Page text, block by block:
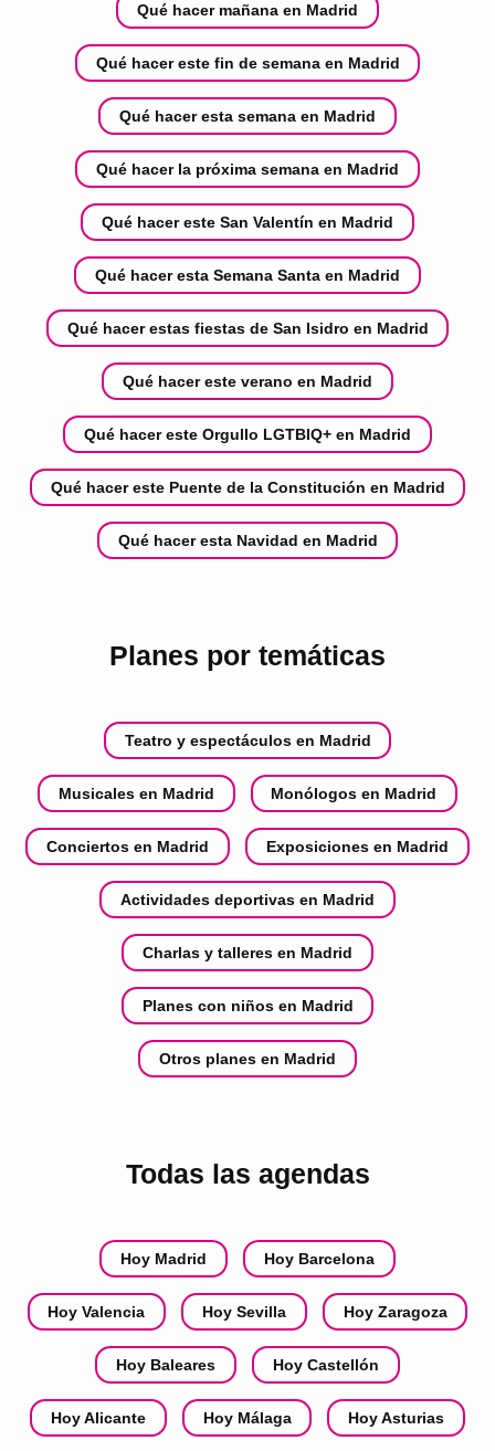
Qué hacer mañana en Madrid
Qué hacer este fin de semana en Madrid
Qué hacer esta semana en Madrid
Qué hacer la próxima semana en Madrid
Qué hacer este San Valentín en Madrid
Qué hacer esta Semana Santa en Madrid
Qué hacer estas fiestas de San Isidro en Madrid
Qué hacer este verano en Madrid
Qué hacer este Orgullo LGTBIQ+ en Madrid
Qué hacer este Puente de la Constitución en Madrid
Qué hacer esta Navidad en Madrid
Planes por temáticas
Teatro y espectáculos en Madrid
Musicales en Madrid Monólogos en Madrid
Conciertos en Madrid Exposiciones en Madrid
Actividades deportivas en Madrid
Charlas y talleres en Madrid
Planes con niños en Madrid
Otros planes en Madrid
Todas las agendas
Hoy Madrid Hoy Barcelona
Hoy Valencia Hoy Sevilla Hoy Zaragoza
Hoy Baleares Hoy Castellón
Hoy Alicante Hoy Málaga Hoy Asturias